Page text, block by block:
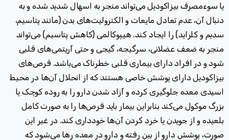
یا سوءمصرف بیزاکودیل می‌تواند منجر به اسهال شدید شده و به
دنبال آن، عدم تعادل مایعات و الکترولیت‌های بدن (مانند پتاسیم،
سدیم و کلراید) را ایجاد کند. هیپوکالمی (کاهش پتاسیم) می‌تواند
منجر به ضعف عضلانی، سرگیجه، گیجی و حتی آریتمی‌های قلبی
شود و در افراد دارای بیماری قلبی خطرناک می‌باشد. قرص‌های
بیزاکودیل دارای پوشش خاصی هستند که از انحلال آن‌ها در محیط
اسیدی معده جلوگیری کرده و آزاد شدن دارو را به روده کوچک یا
بزرگ موکول می‌کند بنابراین بیمار باید قرص‌ها را به صورت کامل
بلعیده و از جویدن یا خرد کردن آن‌ها خودداری کند. در غیر این
صورت، پوشش دارو از بین رفته و دارو در معده رها می‌شود که